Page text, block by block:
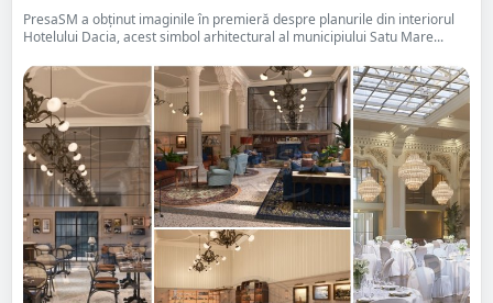
PresaSM a obținut imaginile în premieră despre planurile din interiorul
Hotelului Dacia, acest simbol arhitectural al municipiului Satu Mare...